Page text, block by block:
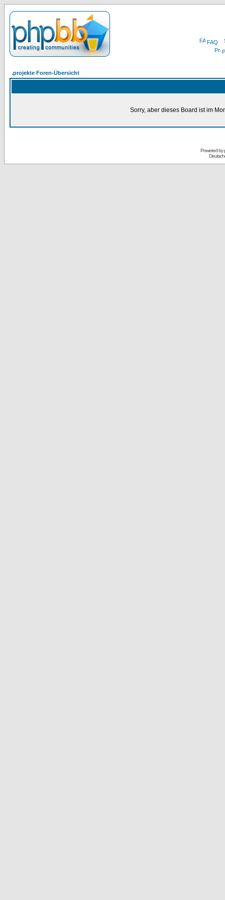
FAQ
.projekte Foren-Übersicht
Sorry, aber dieses Board ist im
Powered by